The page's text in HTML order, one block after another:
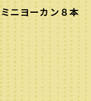
ミニヨーカン８本